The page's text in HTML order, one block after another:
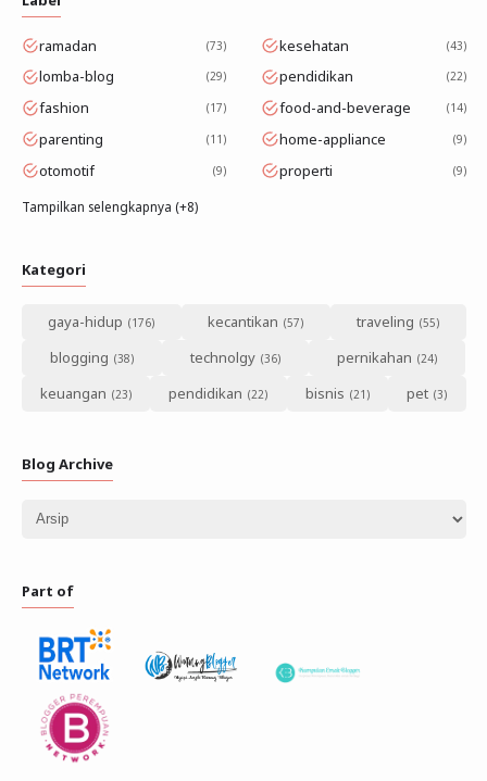
ramadan 73 kesehatan 43
lomba-blog 29 pendidikan 22
fashion 17 food-and-beverage 14
parenting 11 home-appliance 9
otomotif 9 properti 9
Tampilkan selengkapnya (+8)
Kategori
gaya-hidup kecantikan
traveling
blogging
technolgy
pernikahan
keuangan
pendidikan bisnis pet
Blog Archive
Part of